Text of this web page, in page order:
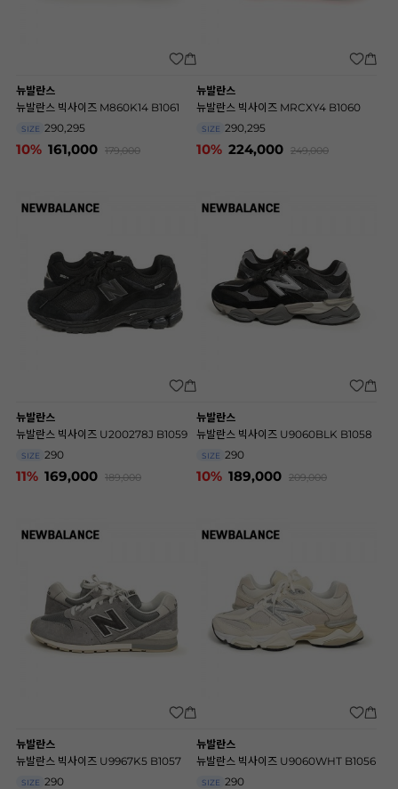
뉴발란스
뉴발란스 빅사이즈 M860K14 B1061
SIZE 290,295
10% 161,000 179,000
뉴발란스
뉴발란스 빅사이즈 MRCXY4 B1060
SIZE 290,295
10% 224,000 249,000
뉴발란스
뉴발란스 빅사이즈 U200278J B1059
SIZE 290
11% 169,000 189,000
뉴발란스
뉴발란스 빅사이즈 U9060BLK B1058
SIZE 290
10% 189,000 209,000
뉴발란스
뉴발란스 빅사이즈 U9967K5 B1057
SIZE 290
뉴발란스
뉴발란스 빅사이즈 U9060WHT B1056
SIZE 290